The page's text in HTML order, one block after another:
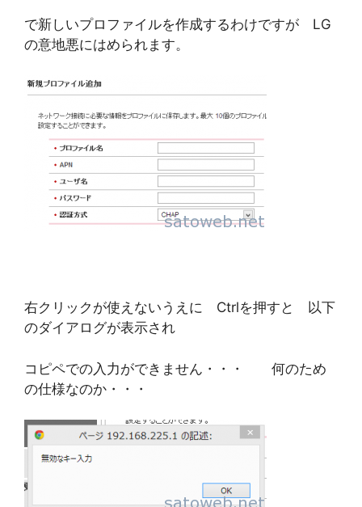
で新しいプロファイルを作成するわけですが LG
の意地悪にはめられます。
右クリックが使えないうえに Ctrlを押すと 以下
のダイアログが表示され
コピペでの入力ができません・・・ 何のため
の仕様なのか・・・